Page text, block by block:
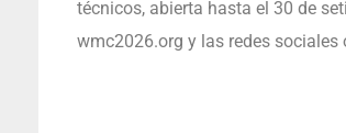
técnicos, abierta hasta el 30 de
wmc2026.org y las redes sociales